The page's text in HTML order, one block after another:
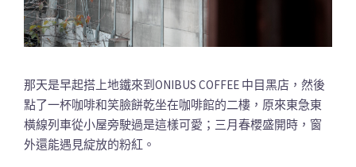
那天是早起搭上地鐵來到ONIBUS COFFEE 中目黑店，然後
點了一杯咖啡和笑臉餅乾坐在咖啡館的二樓，原來東急東
橫線列車從小屋旁駛過是這樣可愛；三月春櫻盛開時，窗
外還能遇見綻放的粉紅。